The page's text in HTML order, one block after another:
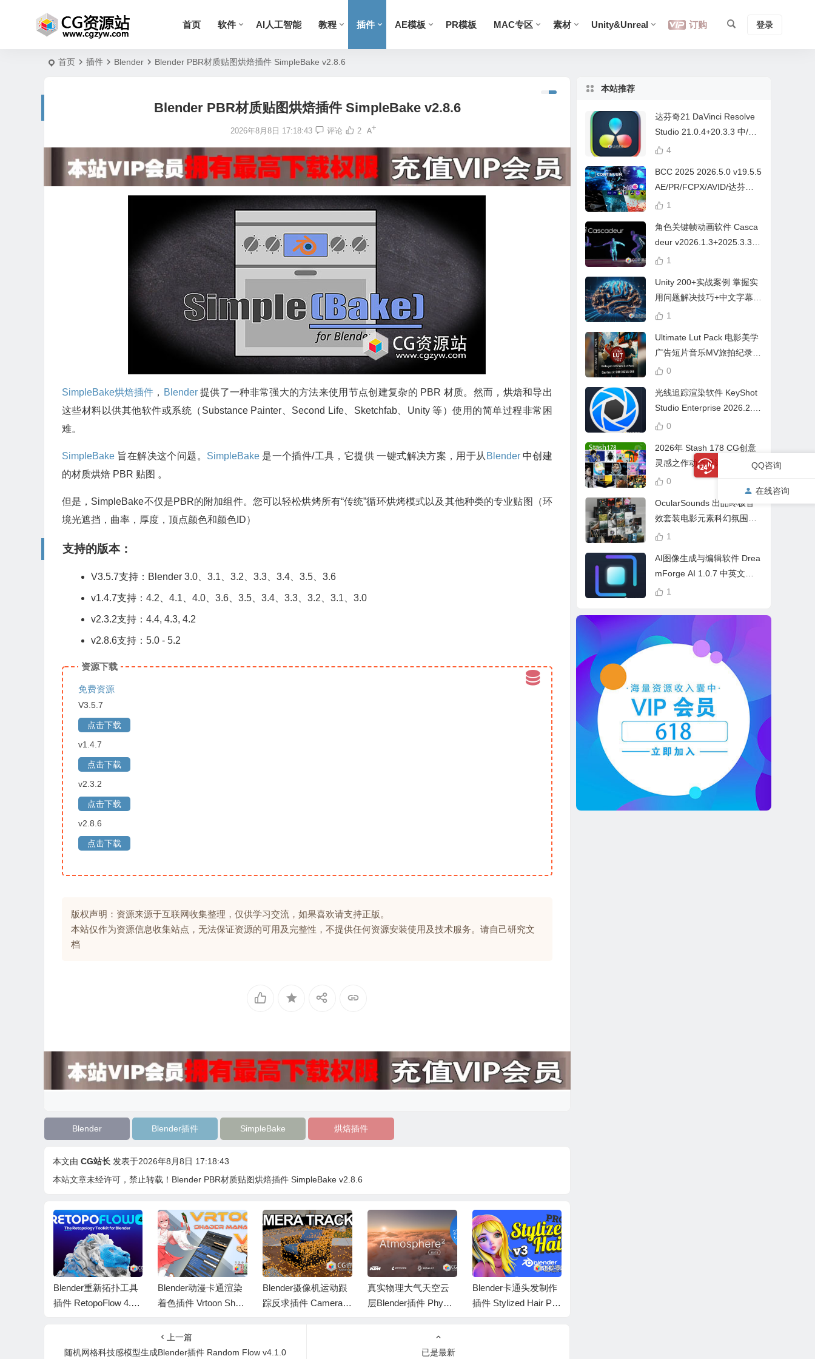
首页 软件 AI人工智能 教程 插件 AE模板 PR模板 MAC专区 素材 Unity&Unreal 订购 登录
首页 插件 Blender Blender PBR材质贴图烘焙插件 SimpleBake v2.8.6
Blender PBR材质贴图烘焙插件 SimpleBake v2.8.6
2026年8月8日 17:18:43 评论 2
SimpleBake烘焙插件 ， Blender提供了一种非常强大的方法来使用节点创建复杂的 PBR 材质。然而，烘焙和导出
这些材料以供其他软件或系统（Substance Painter、Second Life、Sketchfab、Unity 等）使用的简单过程非常困
难。
SimpleBake 旨在解决这个问题。 SimpleBake是一个插件/工具，它提供 一键式解决方案，用于从 Blender中创建
的材质烘焙 PBR 贴图 。
但是，SimpleBake不仅是PBR的附加组件。您可以轻松烘烤所有“传统”循环烘烤模式以及其他种类的专业贴图（环
境光遮挡，曲率，厚度，顶点颜色和颜色ID）
支持的版本：
V3.5.7支持：Blender 3.0、3.1、3.2、3.3、3.4、3.5、3.6
v1.4.7支持：4.2、4.1、4.0、3.6、3.5、3.4、3.3、3.2、3.1、3.0
v2.3.2支持：4.4, 4.3, 4.2
v2.8.6支持：5.0 - 5.2
资源下载
免费资源
V3.5.7
点击下载
v1.4.7
点击下载
v2.3.2
点击下载
v2.8.6
点击下载
版权声明：资源来源于互联网收集整理，仅供学习交流，如果喜欢请支持正版。
本站仅作为资源信息收集站点，无法保证资源的可用及完整性，不提供任何资源安装使用及技术服务。请自己研究文
档
Blender Blender插件 SimpleBake 烘焙插件
本文由 CG站长 发表于2026年8月8日 17:18:43
本站文章未经许可，禁止转载！ Blender PBR材质贴图烘焙插件 SimpleBake v2.8.6
Blender重新拓扑工具
插件 RetopoFlow 4.1.
Blender动漫卡通渲染
着色插件 Vrtoon Shad
Blender摄像机运动跟
踪反求插件 Camera T
真实物理大气天空云
层Blender插件 Physic
Blender卡通头发制作
插件 Stylized Hair PR
上一篇
随机网格科技感模型生成Blender插件 Random Flow v4.1.0
已是最新
本站推荐
达芬奇21 DaVinci Resolve
Studio 21.0.4+20.3.3 中/英
文 Win/Mac
4
BCC 2025 2026.5.0 v19.5.5
AE/PR/FCPX/AVID/达芬奇
视频特效插件Continuum Wi
1
角色关键帧动画软件 Casca
deur v2026.1.3+2025.3.3
Win/Mac+中文字幕教程
1
Unity 200+实战案例 掌握实
用问题解决技巧+中文字幕 L
earn Problem Solving
1
Ultimate Lut Pack 电影美学
广告短片音乐MV旅拍纪录片
视频调色预设
0
光线追踪渲染软件 KeyShot
Studio Enterprise 2026.2.1
Win中文版
0
2026年 Stash 178 CG创意
灵感之作动态设计参考片广
告视频动画短片合集
0
OcularSounds 出品终极音
效套装电影元素科幻氛围冲
击无人机音效素材包 Full Ac
1
AI图像生成与编辑软件 Drea
mForge AI 1.0.7 中英文多
语言 Win 本地离线运行
1
QQ咨询
在线咨询